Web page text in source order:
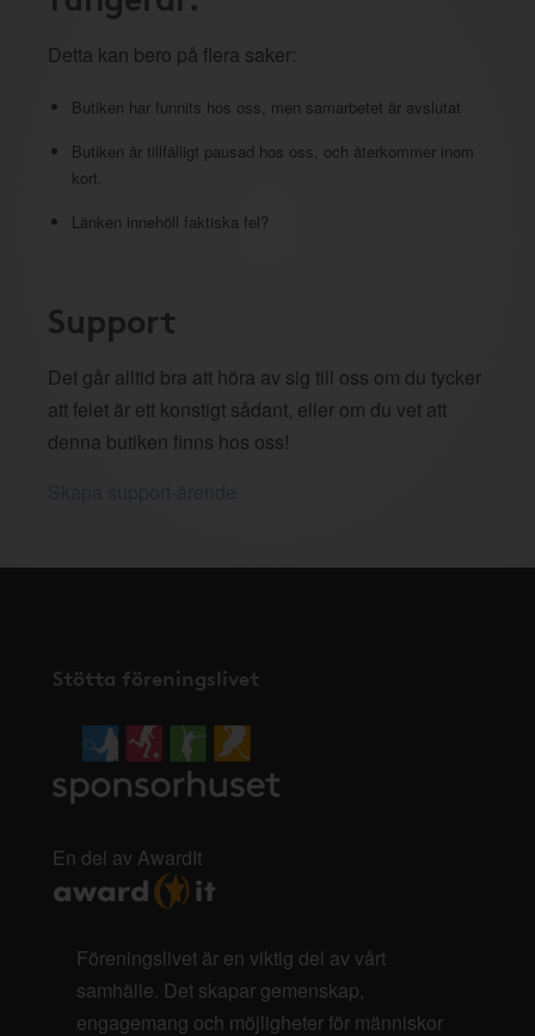
Detta kan bero på flera saker:
Butiken har funnits hos oss, men samarbetet är avslutat
Butiken är tillfälligt pausad hos oss, och återkommer inom
kort.
Länken innehöll faktiska fel?
Support
Det går alltid bra att höra av sig till oss om du tycker
att felet är ett konstigt sådant, eller om du vet att
denna butiken finns hos oss!
Stötta föreningslivet
En del av AwardIt
Föreningslivet är en viktig del av vårt
samhälle. Det skapar gemenskap,
engagemang och möjligheter för människor